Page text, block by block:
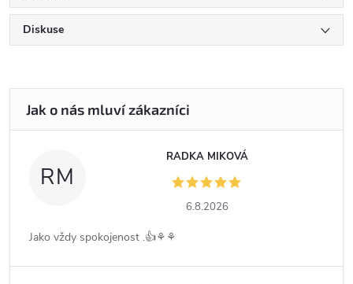
Diskuse
RM
RADKA MIKOVÁ
6.8.2026
Jako vždy spokojenost .👍⚘️⚘️